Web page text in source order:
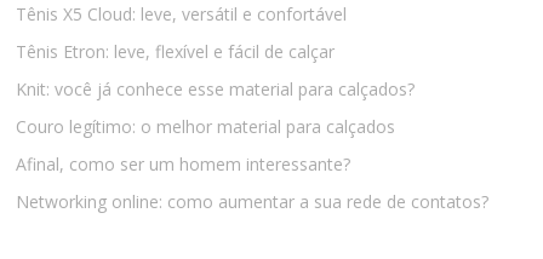
Tênis X5 Cloud: leve, versátil e confortável
Tênis Etron: leve, flexível e fácil de calçar
Knit: você já conhece esse material para calçados?
Couro legítimo: o melhor material para calçados
Afinal, como ser um homem interessante?
Networking online: como aumentar a sua rede de contatos?